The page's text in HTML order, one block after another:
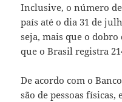
Inclusive, o número
país até o dia 31 de
seja, mais que o
que o Brasil registra
De acordo com o
são de pessoas físicas,